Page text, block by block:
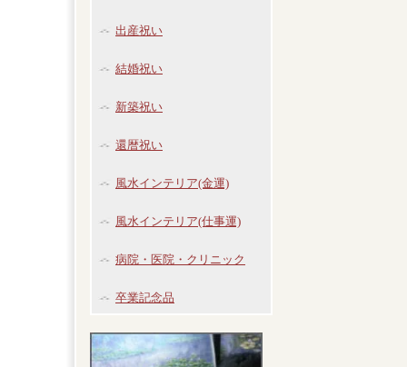
出産祝い
結婚祝い
新築祝い
還暦祝い
風水インテリア(金運)
風水インテリア(仕事運)
病院・医院・クリニック
卒業記念品